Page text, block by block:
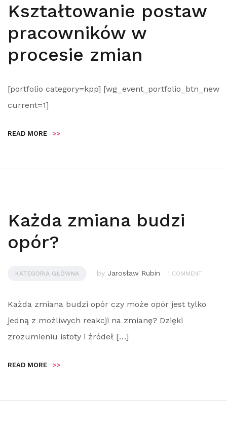
Kształtowanie postaw
pracowników w
procesie zmian
[portfolio category=kpp] [wg_event_portfolio_btn_new
current=1]
READ MORE >>
Każda zmiana budzi
opór?
KATEGORIA GŁÓWNA by Jarosław Rubin 1 COMMENT
Każda zmiana budzi opór czy może opór jest tylko
jedną z możliwych reakcji na zmianę? Dzięki
zrozumieniu istoty i źródeł […]
READ MORE >>